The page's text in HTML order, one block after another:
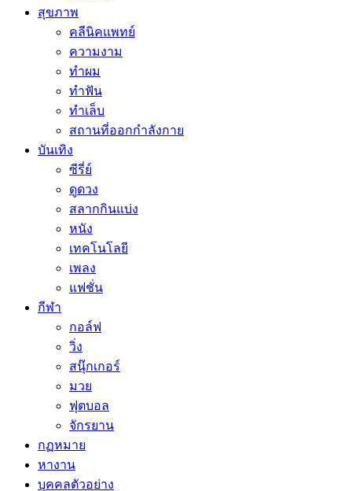
สุขภาพ
คลีนิคแพทย์
ความงาม
ทำผม
ทำฟัน
ทำเล็บ
สถานที่ออกกำลังกาย
บันเทิง
ซีรี่ย์
ดูดวง
สลากกินแบ่ง
หนัง
เทคโนโลยี
เพลง
แฟชั่น
กีฬา
กอล์ฟ
วิ่ง
สนุ๊กเกอร์
มวย
ฟุตบอล
จักรยาน
กฏหมาย
หางาน
บุคคลตัวอย่าง